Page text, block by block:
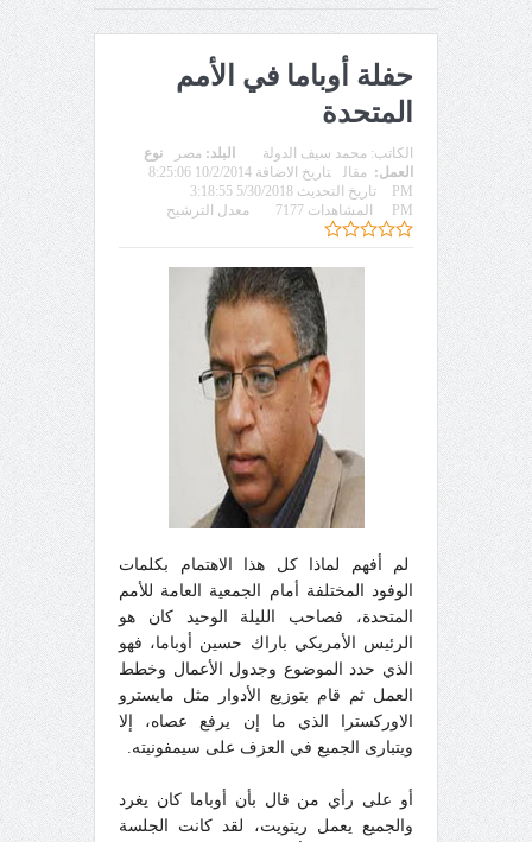
حفلة أوباما في الأمم
المتحدة
الكاتب: محمد سيف الدولة البلد: مصر
نوع
العمل: مقال
تاريخ الاضافة 10/2/2014 8:25:06
PM
تاريخ التحديث 5/30/2018 3:18:55
PM
المشاهدات 7177 معدل الترشيح
لم أفهم لماذا كل هذا الاهتمام بكلمات
الوفود المختلفة أمام الجمعية العامة للأمم
المتحدة، فصاحب الليلة الوحيد كان هو
الرئيس الأمريكي باراك حسين أوباما، فهو
الذي حدد الموضوع وجدول الأعمال وخطط
العمل ثم قام بتوزيع الأدوار مثل مايسترو
الاوركسترا الذي ما إن يرفع عصاه، إلا
ويتبارى الجميع في العزف على سيمفونيته.
أو على رأي من قال بأن أوباما كان يغرد
والجميع يعمل ريتويت، لقد كانت الجلسة